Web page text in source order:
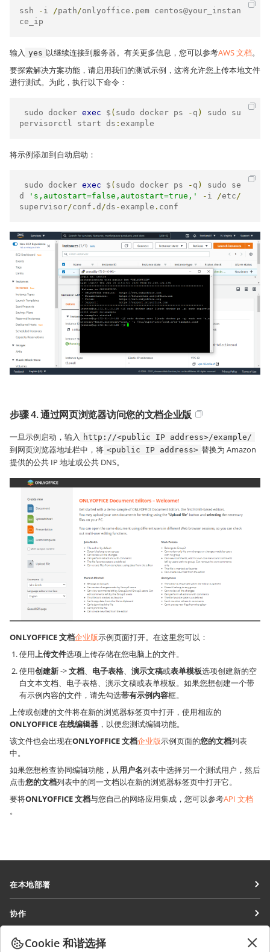
ssh - i /path /onlyoffice . pem centos@your_instan
ce_ip
输入 yes 以继续连接到服务器。有关更多信息，您可以参考AWS 文档。
要探索解决方案功能，请启用我们的测试示例，这将允许您上传本地文件
进行测试。为此，执行以下命令：
sudo docker exec $ ( sudo docker ps - q )
sudo su
pervisorctl start ds : example
将示例添加到自动启动：
sudo docker exec $ ( sudo docker ps - q )
sudo se
d
's,autostart=false,autostart=true,' - i /etc /
supervisor/conf . d /ds -example . conf
步骤 4. 通过网页浏览器访问您的文档企业版
一旦示例启动，输入 http://<public IP address>/example/
到网页浏览器地址栏中，将 <public IP address> 替换为 Amazon
提供的公共 IP 地址或公共 DNS。
ONLYOFFICE 文档企业版示例页面打开。在这里您可以：
使用上传文件选项上传存储在您电脑上的文件。
使用创建新->文档、 电子表格、 演示文稿或表单模板选项创建新的空
白文本文档、电子表格、演示文稿或表单模板。如果您想创建一个带
有示例内容的文件，请先勾选带有示例内容框。
上传或创建的文件将在新的浏览器标签页中打开，使用相应的
ONLYOFFICE 在线编辑器 ，以便您测试编辑功能。
该文件也会出现在ONLYOFFICE 文档企业版示例页面的您的文档列表
中。
如果您想检查协同编辑功能，从用户名列表中选择另一个测试用户，然后
点击您的文档列表中的同一文档以在新的浏览器标签页中打开它。
要将ONLYOFFICE 文档与您自己的网络应用集成，您可以参考API 文档
。
在本地部署
协作空间
工作区
协作
获取最新资讯
Cookie 和谐选择